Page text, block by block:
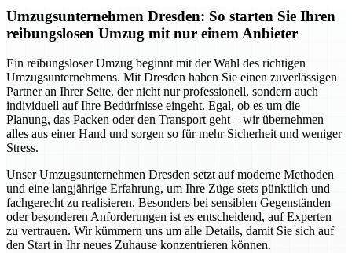
Umzugsunternehmen Dresden: So starten Sie Ihren
reibungslosen Umzug mit nur einem Anbieter
Ein reibungsloser Umzug beginnt mit der Wahl des richtigen
Umzugsunternehmens. Mit Dresden haben Sie einen zuverlässigen
Partner an Ihrer Seite, der nicht nur professionell, sondern auch
individuell auf Ihre Bedürfnisse eingeht. Egal, ob es um die
Planung, das Packen oder den Transport geht – wir übernehmen
alles aus einer Hand und sorgen so für mehr Sicherheit und weniger
Stress.
Unser Umzugsunternehmen Dresden setzt auf moderne Methoden
und eine langjährige Erfahrung, um Ihre Züge stets pünktlich und
fachgerecht zu realisieren. Besonders bei sensiblen Gegenständen
oder besonderen Anforderungen ist es entscheidend, auf Experten
zu vertrauen. Wir kümmern uns um alle Details, damit Sie sich auf
den Start in Ihr neues Zuhause konzentrieren können.